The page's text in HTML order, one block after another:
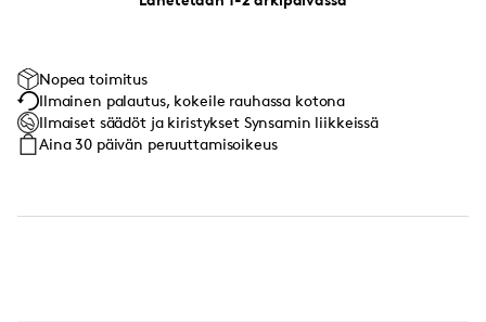
Nopea toimitus
Ilmainen palautus, kokeile rauhassa kotona
Ilmaiset säädöt ja kiristykset Synsamin liikkeissä
Aina 30 päivän peruuttamisoikeus